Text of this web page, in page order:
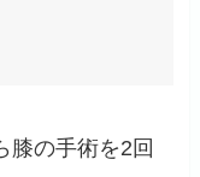
膝の手術を2回